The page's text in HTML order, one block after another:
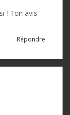
! Ton avis
Répondre